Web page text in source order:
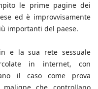
le prime pagine dei
ed è improvvisamente
importanti del paese.
e la sua rete sessuale
in internet, con
il caso come prova